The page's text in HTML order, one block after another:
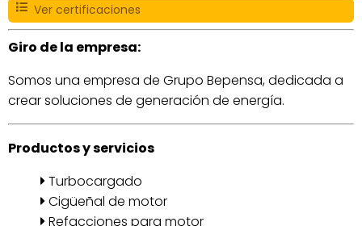
Ver certificaciones
Giro de la empresa:
Somos una empresa de Grupo Bepensa, dedicada a
crear soluciones de generación de energía.
Productos y servicios
Turbocargado
Cigüeñal de motor
Refacciones para motor